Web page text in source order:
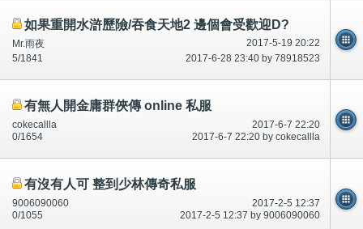
如果重開水滸歷險/吞食天地2 邊個會受歡迎D?
2017-5-19 20:22
Mr.雨夜
2017-6-28 23:40 by 78918523
5/1841
有無人開金庸群俠傳 online 私服
2017-6-7 22:20
cokecallla
2017-6-7 22:20 by cokecallla
0/1654
有沒有人可 整到少林傳奇私服
2017-2-5 12:37
9006090060
2017-2-5 12:37 by 9006090060
0/1055